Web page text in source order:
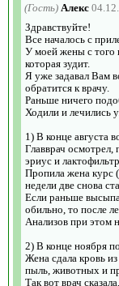
(Гость) Алекс
Здравствуйте!
Все началось с
У моей жены с того
которая зудит.
Я уже задавал Вам
обратится к врачу.
Раньше ничего
Ходили и лечились
1) В конце августа
Главврач осмотрел,
эриус и
Пропила жена курс
недели две снова
Если раньше
обильно, то после
Анализов при этом
2) В конце ноября
Жена сдала кровь
пыль, животных и
Так вот врач